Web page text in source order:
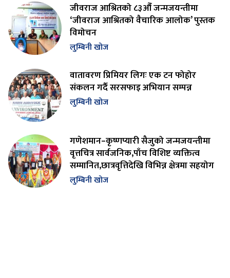
जीवराज आश्रितको ८३औँ जन्मजयन्तीमा
‘जीवराज आश्रितको वैचारिक आलोक’ पुस्तक
विमोचन
लुम्बिनी खोज
वातावरण प्रिमियर लिगः एक टन फोहोर
संकलन गर्दै सरसफाइ अभियान सम्पन्न
लुम्बिनी खोज
गणेशमान–कृष्णप्यारी सैजुको जन्मजयन्तीमा
वृत्तचित्र सार्वजनिक,पाँच विशिष्ट व्यक्तित्व
सम्मानित,छात्रवृत्तिदेखि विभिन्न क्षेत्रमा सहयोग
लुम्बिनी खोज